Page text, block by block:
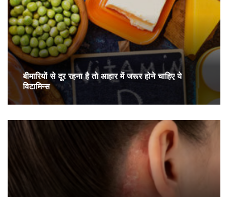
बीमारियों से दूर रहना है तो आहार में जरूर होने चाहिए ये
विटामिन्स